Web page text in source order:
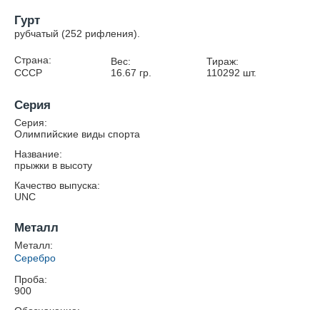
Гурт
рубчатый (252 рифления).
Страна:
СССР
Вес:
16.67 гр.
Тираж:
110292 шт.
Серия
Серия:
Олимпийские виды спорта
Название:
прыжки в высоту
Качество выпуска:
UNC
Металл
Металл:
Серебро
Проба:
900